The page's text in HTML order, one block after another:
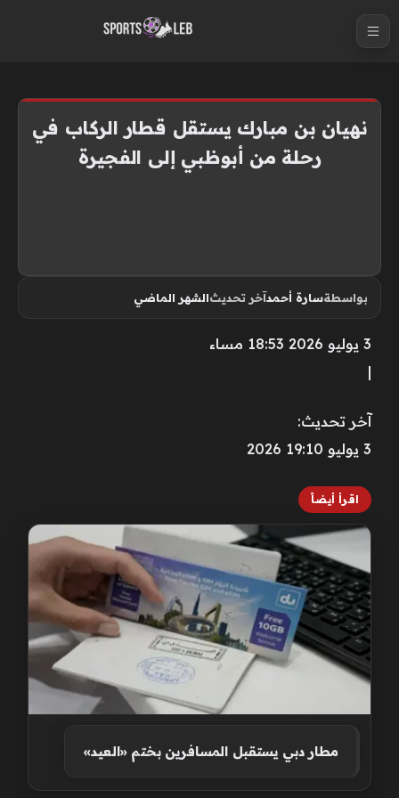
نهيان بن مبارك يستقل قطار الركاب في
رحلة من أبوظبي إلى الفجيرة
بواسطةسارة أحمدآخر تحديثالشهر الماضي
3 يوليو 2026 18:53 مساء
|
آخر تحديث:
3 يوليو 19:10 2026
اقرأ أيضاً
مطار دبي يستقبل المسافرين بختم «العيد»